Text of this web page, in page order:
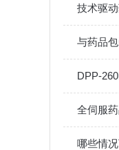
与药品
DPP-